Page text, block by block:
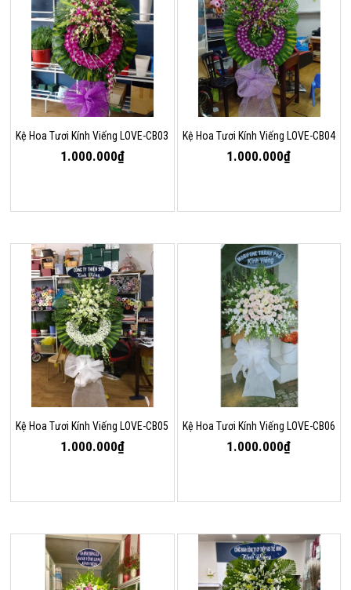
Kệ Hoa Tươi Kính Viếng LOVE-CB03
1.000.000₫
Kệ Hoa Tươi Kính Viếng LOVE-CB04
1.000.000₫
Kệ Hoa Tươi Kính Viếng LOVE-CB05
1.000.000₫
Kệ Hoa Tươi Kính Viếng LOVE-CB06
1.000.000₫